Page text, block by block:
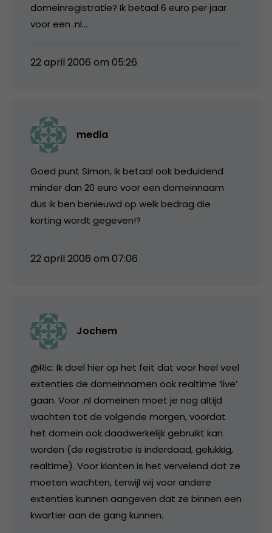
domeinregistratie? Ik betaal 6 euro per jaar
voor een .nl…
22 april 2006 om 05:26
media
Goed punt Simon, ik betaal ook beduidend
minder dan 20 euro voor een domeinnaam
dus ik ben benieuwd op welk bedrag die
korting wordt gegeven!?
22 april 2006 om 07:06
Jochem
@Ric: Ik doel hier op het feit dat voor heel veel
extenties de domeinnamen ook realtime ‘live’
gaan. Voor .nl domeinen moet je nog altijd
wachten tot de volgende morgen, voordat
het domein ook daadwerkelijk gebruikt kan
worden (de registratie is inderdaad, gelukkig,
realtime). Voor klanten is het vervelend dat ze
moeten wachten, terwijl wij voor andere
extenties kunnen aangeven dat ze binnen een
kwartier aan de gang kunnen.